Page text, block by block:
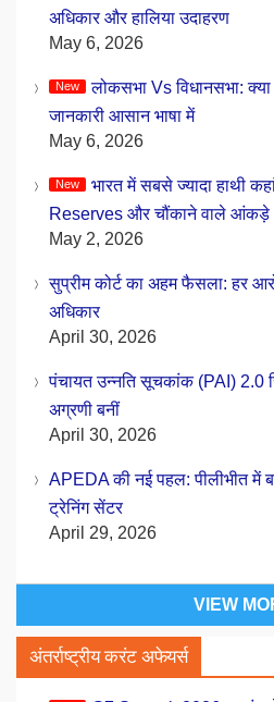
अधिकार और हालिया उदाहरण
May 6, 2026
लोकसभा Vs विधानसभा:
जानकारी आसान भाषा में
May 6, 2026
भारत में सबसे ज्यादा हाथी
Reserves और चौंकाने वाले आंकड़े
May 2, 2026
सुप्रीम कोर्ट का अहम फैसला: हर
अधिकार
April 30, 2026
पंचायत उन्नति सूचकांक (PAI) 2.0
अग्रणी बनीं
April 30, 2026
APEDA की नई पहल: पीलीभीत में
ट्रेनिंग सेंटर
April 29, 2026
VIEW
अंतर्राष्ट्रीय करंट अफेयर्स